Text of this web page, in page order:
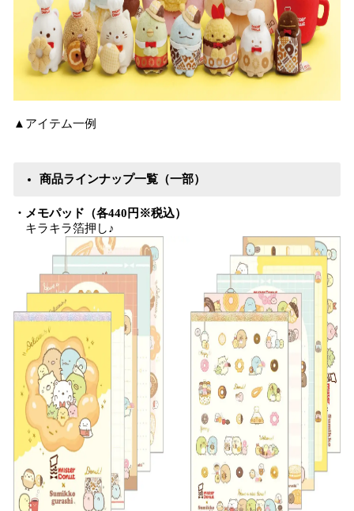
▲アイテム一例
商品ラインナップ一覧（一部）
・メモパッド（各440円※税込）
キラキラ箔押し♪